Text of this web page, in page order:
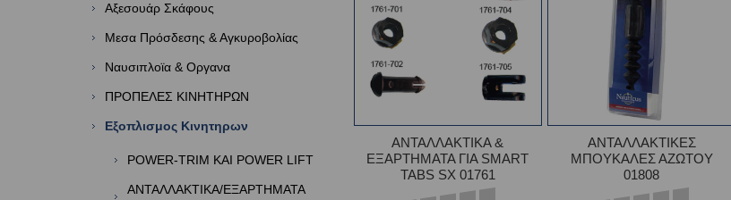
ΑΝΤΑΛΛΑΚΤΙΚΑ &
ΕΞΑΡΤΗΜΑΤΑ ΓΙΑ SMART
TABS SX 01761
ΑΝΤΑΛΛΑΚΤΙΚΕΣ
ΜΠΟΥΚΑΛΕΣ ΑΖΩΤΟΥ
01808
Αξεσουάρ Σκάφους
Μεσα Πρόσδεσης & Αγκυροβολίας
Ναυσιπλοϊα & Οργανα
ΠΡΟΠΕΛΕΣ ΚΙΝΗΤΗΡΩΝ
Εξοπλισμος Κινητηρων
POWER-TRIM ΚΑΙ POWER LIFT
ΑΝΤΑΛΛΑΚΤΙΚΑ/ΕΞΑΡΤΗΜΑΤΑ